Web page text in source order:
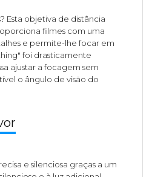
Esta objetiva de distância
filmes com uma
e permite-lhe focar em
foi drasticamente
ajustar a focagem sem
o ângulo de visão do
e silenciosa graças a um